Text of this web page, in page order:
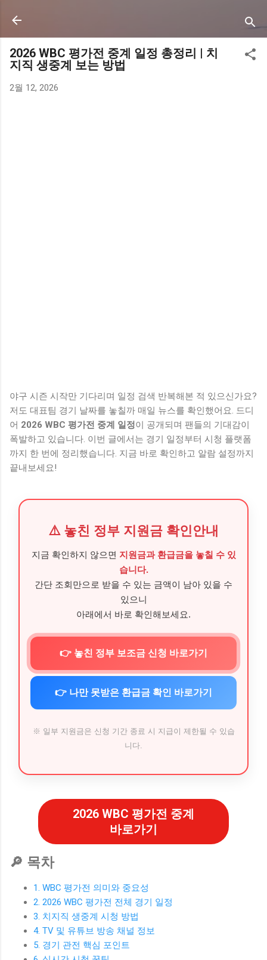
2026 WBC 평가전 중계 일정 총정리 | 치
지직 생중계 보는 방법
2월 12, 2026
야구 시즌 시작만 기다리며 일정 검색 반복해본 적 있으신가요?
저도 대표팀 경기 날짜를 놓칠까 매일 뉴스를 확인했어요. 드디
어 2026 WBC 평가전 중계 일정이 공개되며 팬들의 기대감이
폭발하고 있습니다. 이번 글에서는 경기 일정부터 시청 플랫폼
까지 한 번에 정리했습니다. 지금 바로 확인하고 알람 설정까지
끝내보세요!
⚠️ 놓친 정부 지원금 확인안내
지금 확인하지 않으면 지원금과 환급금을 놓칠 수 있
습니다.
간단 조회만으로 받을 수 있는 금액이 남아 있을 수
있으니
아래에서 바로 확인해보세요.
👉 놓친 정부 보조금 신청 바로가기
👉 나만 못받은 환급금 확인 바로가기
※ 일부 지원금은 신청 기간 종료 시 지급이 제한될 수 있습
니다.
2026 WBC 평가전 중계
바로가기
🔎 목차
1. WBC 평가전 의미와 중요성
2. 2026 WBC 평가전 전체 경기 일정
3. 치지직 생중계 시청 방법
4. TV 및 유튜브 방송 채널 정보
5. 경기 관전 핵심 포인트